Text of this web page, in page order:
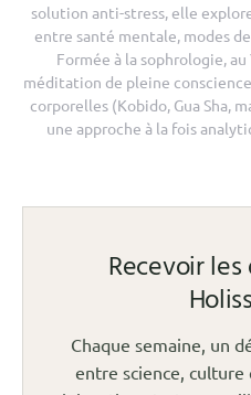
solution anti-stress, elle
entre santé mentale, modes
Formée à la sophrologie, au
méditation de pleine
corporelles (Kobido, Gua Sha,
une approche à la fois
Recevoir
Chaque semaine, un
entre science, culture